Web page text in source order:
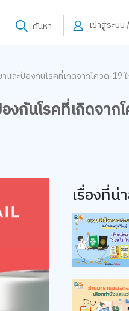
ค้นหา เข้าสู่ระบ
ะป้องกันโรคที่เกิดจากโควิด-19
นโรคที่เกิดจากโ
เรื่องที่น่